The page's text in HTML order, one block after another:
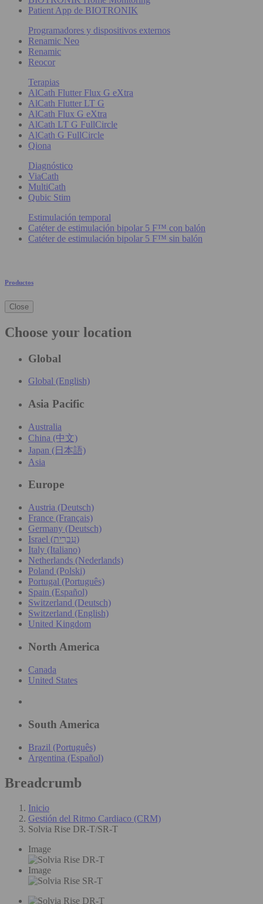
Patient App de BIOTRONIK
Programadores y dispositivos externos
Renamic Neo
Renamic
Reocor
Terapias
AlCath Flutter Flux G eXtra
AlCath Flutter LT G
AlCath Flux G eXtra
AlCath LT G FullCircle
AlCath G FullCircle
Qiona
Diagnóstico
ViaCath
MultiCath
Qubic Stim
Estimulación temporal
Catéter de estimulación bipolar 5 F™ con balón
Catéter de estimulación bipolar 5 F™ sin balón
Productos
Close
Choose your location
Global
Global (English)
Asia Pacific
Australia
China (中文)
Japan (日本語)
Asia
Europe
Austria (Deutsch)
France (Français)
Germany (Deutsch)
Israel (עִברִית)
Italy (Italiano)
Netherlands (Nederlands)
Poland (Polski)
Portugal (Português)
Spain (Español)
Switzerland (Deutsch)
Switzerland (English)
United Kingdom
North America
Canada
United States
South America
Brazil (Português)
Argentina (Español)
Breadcrumb
Inicio
Gestión del Ritmo Cardiaco (CRM)
Solvia Rise DR-T/SR-T
Image
Image